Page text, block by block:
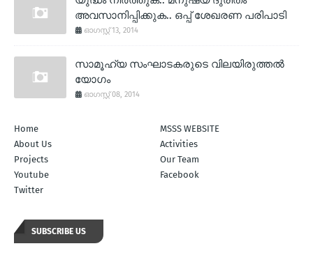
അവസാനിപ്പിക്കുക.. ഒപ്പ് ശേഖരണ പരിപാടി
ഓഗസ്റ്റ് 13, 2014
സാമൂഹ്യ സംഘാടകരുടെ വിലയിരുത്തല്‍
യോഗം
ഓഗസ്റ്റ് 08, 2014
Home
MSSS WEBSITE
About Us
Activities
Projects
Our Team
Youtube
Facebook
Twitter
SUBSCRIBE US